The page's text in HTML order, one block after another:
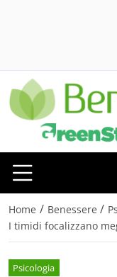
Home / Benessere /
I timidi focalizzano
Psicologia